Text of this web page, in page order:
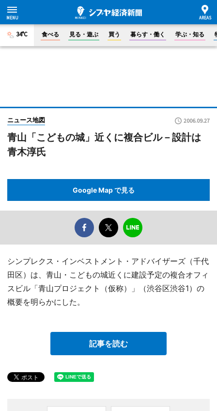
34°C 食べる 見る・遊ぶ 買う 暮らす・働く 学ぶ・知る
ニュース地図 2006.09.27
青山「こどもの城」近くに複合ビル－設計は
青木淳氏
Google Map で見る
シンプレクス・インベストメント・アドバイザーズ（千代
田区）は、青山・こどもの城近くに建設予定の複合オフィ
スビル「青山プロジェクト（仮称）」（渋谷区渋谷1）の
概要を明らかにした。
記事を読む